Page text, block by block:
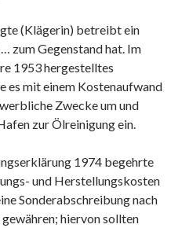
(Klägerin) betreibt ein
zum Gegenstand hat. Im
1953 hergestelltes
es mit einem Kostenaufwand
Zwecke um und
zur Ölreinigung ein.
1974 begehrte
und Herstellungskosten
Sonderabschreibung nach
gewähren; hiervon sollten